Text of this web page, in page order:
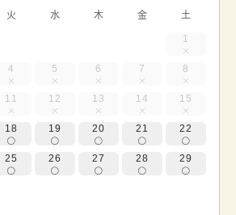
火 水 木 金 土
1
4 5 6 7 8
11 12 13 14 15
18 19 20 21 22
25 26 27 28 29